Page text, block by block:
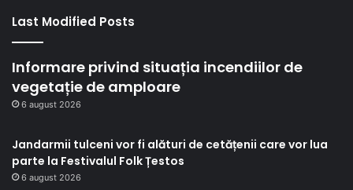
Last Modified Posts
Informare privind situația incendiilor de
vegetație de amploare
6 august 2026
Jandarmii tulceni vor fi alături de cetățenii care vor lua
parte la Festivalul Folk Țestos
6 august 2026